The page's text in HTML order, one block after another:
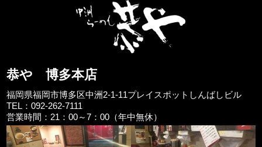
恭や 博多本店
福岡県福岡市博多区中洲2-1-11プレイスポットしんばしビル
TEL：092-262-7111
営業時間：21：00～7：00（年中無休）